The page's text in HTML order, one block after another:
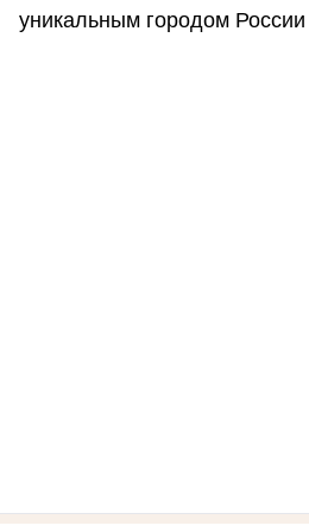
уникальным городом